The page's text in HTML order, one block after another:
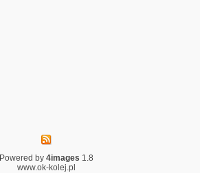
Powered by 4images 1.8
www.ok-kolej.pl